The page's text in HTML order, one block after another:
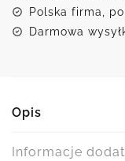
Polska firma,
Darmowa
Opis
Informacje